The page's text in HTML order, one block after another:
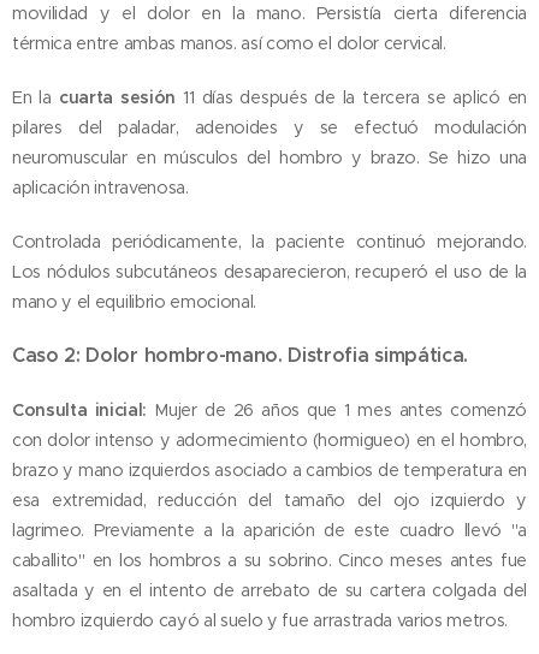
movilidad y el dolor en la mano. Persistía cierta diferencia
térmica entre ambas manos. así como el dolor cervical.
En la cuarta sesión 11 días después de la tercera se aplicó en
pilares del paladar, adenoides y se efectuó modulación
neuromuscular en músculos del hombro y brazo. Se hizo una
aplicación intravenosa.
Controlada periódicamente, la paciente continuó mejorando.
Los nódulos subcutáneos desaparecieron, recuperó el uso de la
mano y el equilibrio emocional.
Caso 2: Dolor hombro-mano. Distrofia simpática.
Consulta inicial: Mujer de 26 años que 1 mes antes comenzó
con dolor intenso y adormecimiento (hormigueo) en el hombro,
brazo y mano izquierdos asociado a cambios de temperatura en
esa extremidad, reducción del tamaño del ojo izquierdo y
lagrimeo. Previamente a la aparición de este cuadro llevó "a
caballito" en los hombros a su sobrino. Cinco meses antes fue
asaltada y en el intento de arrebato de su cartera colgada del
hombro izquierdo cayó al suelo y fue arrastrada varios metros.